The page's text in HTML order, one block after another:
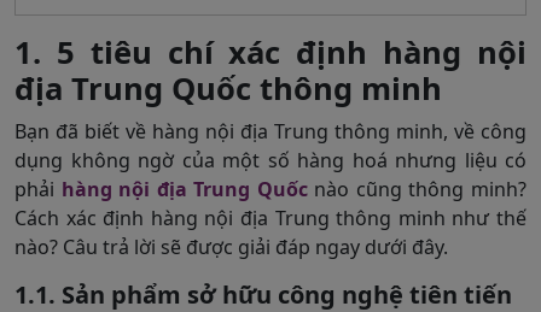
1. 5 tiêu chí xác định hàng nội
địa Trung Quốc thông minh
Bạn đã biết về hàng nội địa Trung thông minh, về công
dụng không ngờ của một số hàng hoá nhưng liệu có
phải hàng nội địa Trung Quốcnào cũng thông minh?
Cách xác định hàng nội địa Trung thông minh như thế
nào? Câu trả lời sẽ được giải đáp ngay dưới đây.
1.1. Sản phẩm sở hữu công nghệ tiên tiến